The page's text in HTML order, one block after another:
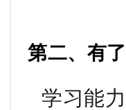
第二、有
学习能